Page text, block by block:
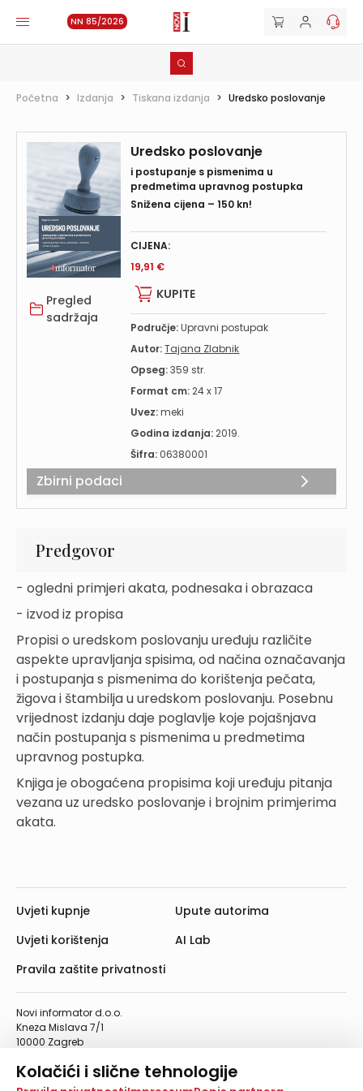
Kolačići i slične tehnologije
NN 85/2026
Početna > Izdanja > Tiskana izdanja > Uredsko poslovanje
Pregled
sadržaja
Uredsko poslovanje
i postupanje s pismenima u
predmetima upravnog postupka
Snižena cijena – 150 kn!
CIJENA:
19,91 €
KUPITE
Područje:Upravni postupak
Autor:Tajana Zlabnik
Opseg:359 str.
Format cm:24 x 17
Uvez:meki
Godina izdanja:2019.
Šifra: 06380001
Zbirni podaci
Predgovor
- ogledni primjeri akata, podnesaka i obrazaca
- izvod iz propisa
Propisi o uredskom poslovanju uređuju različite
aspekte upravljanja spisima, od načina označavanja
i postupanja s pismenima do korištenja pečata,
žigova i štambilja u uredskom poslovanju. Posebnu
vrijednost izdanju daje poglavlje koje pojašnjava
način postupanja s pismenima u predmetima
upravnog postupka.
Knjiga je obogaćena propisima koji uređuju pitanja
vezana uz uredsko poslovanje i brojnim primjerima
akata.
Novi informator d.o.o.
Kneza Mislava 7/1
10000 Zagreb
Telefaks: 01/4612-553
info@informator.hr
Uvjeti kupnje
Uvjeti korištenja
Pravila zaštite privatnosti
Upute autorima
AI Lab